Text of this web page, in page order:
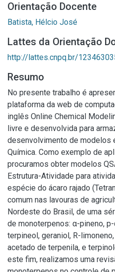
Orientação Docente
Batista, Hélcio José
Lattes da Orientação
http://lattes.cnpq.br/
Resumo
No presente trabalho é
plataforma da web de
inglês Online Chemical
livre e desenvolvida para
desenvolvimento de modelos
Química. Como exemplo de
procuramos obter modelos
Estrutura-Atividade para
espécie do ácaro rajado
comum nas lavouras de
Nordeste do Brasil, de uma
de monoterpenos: α-pineno,
terpineol, geraniol, R-
acetado de terpenila, e
este fim, realizamos uma